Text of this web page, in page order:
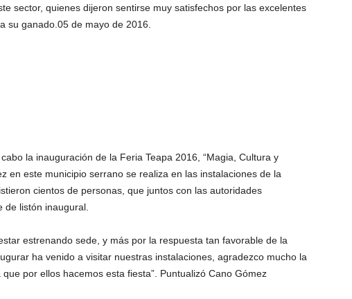
sector, quienes dijeron sentirse muy satisfechos por las excelentes
su ganado.05 de mayo de 2016.
la inauguración de la Feria Teapa 2016, “Magia, Cultura y
en este municipio serrano se realiza en las instalaciones de la
cientos de personas, que juntos con las autoridades
de listón inaugural.
estrenando sede, y más por la respuesta tan favorable de la
ha venido a visitar nuestras instalaciones, agradezco mucho la
por ellos hacemos esta fiesta”. Puntualizó Cano Gómez